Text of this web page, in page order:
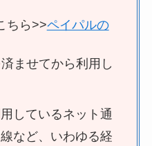
ちら>>ペイパルの
ませてから利用し
しているネット通
など、いわゆる経